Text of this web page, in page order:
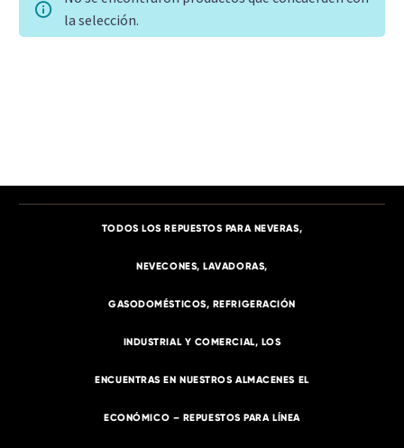
TITLE
la selección.
TODOS LOS REPUESTOS PARA NEVERAS,
NEVECONES, LAVADORAS,
GASODOMÉSTICOS, REFRIGERACIÓN
INDUSTRIAL Y COMERCIAL, LOS
ENCUENTRAS EN NUESTROS ALMACENES EL
ECONÓMICO – REPUESTOS PARA LÍNEA